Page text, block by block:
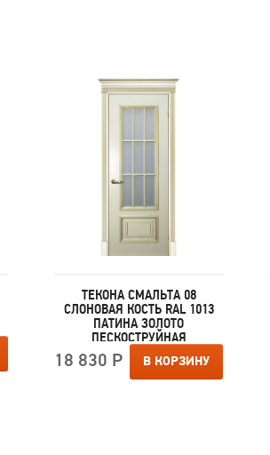
ТЕКОНА СМАЛЬТА 08
СЛОНОВАЯ КОСТЬ RAL 1013
ПАТИНА ЗОЛОТО
ПЕСКОСТРУЙНАЯ
ОБРАБОТКА
18 830 Р В КОРЗИНУ